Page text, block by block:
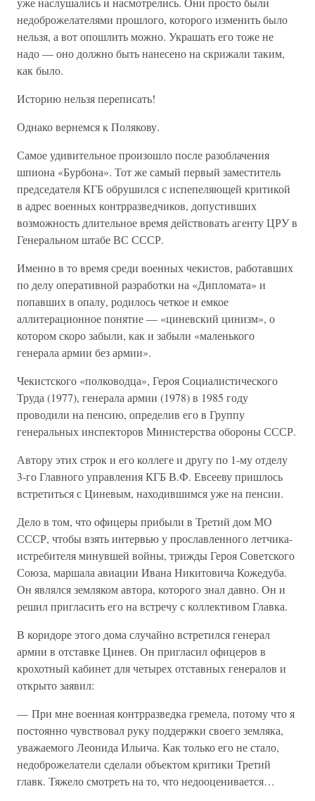
недоброжелателями прошлого, которого изменить было
нельзя, а вот опошлить можно. Украшать его тоже не
надо — оно должно быть нанесено на скрижали таким,
как было.
Историю нельзя переписать!
Однако вернемся к Полякову.
Самое удивительное произошло после разоблачения
шпиона «Бурбона». Тот же самый первый заместитель
председателя КГБ обрушился с испепеляющей критикой
в адрес военных контрразведчиков, допустивших
возможность длительное время действовать агенту ЦРУ в
Генеральном штабе ВС СССР.
Именно в то время среди военных чекистов, работавших
по делу оперативной разработки на «Дипломата» и
попавших в опалу, родилось четкое и емкое
аллитерационное понятие — «циневский цинизм», о
котором скоро забыли, как и забыли «маленького
генерала армии без армии».
Чекистского «полководца», Героя Социалистического
Труда (1977), генерала армии (1978) в 1985 году
проводили на пенсию, определив его в Группу
генеральных инспекторов Министерства обороны СССР.
Автору этих строк и его коллеге и другу по 1-му отделу
3-го Главного управления КГБ В.Ф. Евсееву пришлось
встретиться с Циневым, находившимся уже на пенсии.
Дело в том, что офицеры прибыли в Третий дом МО
СССР, чтобы взять интервью у прославленного летчика-
истребителя минувшей войны, трижды Героя Советского
Союза, маршала авиации Ивана Никитовича Кожедуба.
Он являлся земляком автора, которого знал давно. Он и
решил пригласить его на встречу с коллективом Главка.
В коридоре этого дома случайно встретился генерал
армии в отставке Цинев. Он пригласил офицеров в
крохотный кабинет для четырех отставных генералов и
открыто заявил:
— При мне военная контрразведка гремела, потому что я
постоянно чувствовал руку поддержки своего земляка,
уважаемого Леонида Ильича. Как только его не стало,
недоброжелатели сделали объектом критики Третий
главк. Тяжело смотреть на то, что недооценивается…